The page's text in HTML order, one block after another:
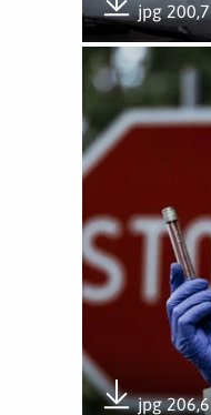
jpg 200,7
Pobierz
Otwórz
jpg 206,6